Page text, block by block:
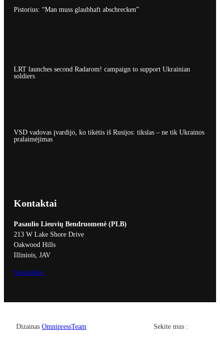
Pistorius: “Man muss glaubhaft abschrecken”
LRT launches second Radarom! campaign to support Ukrainian
soldiers
VSD vadovas įvardijo, ko tikėtis iš Rusijos: tikslas – ne tik Ukrainos
pralaimėjimas
Kontaktai
Pasaulio Lieuvių Bendruomenė (PLB)
213 W Lake Shore Drive
Oakwood Hills
Illiniois, JAV
Susisiekite
Dizainas OmnipressTeam Sekite mus :